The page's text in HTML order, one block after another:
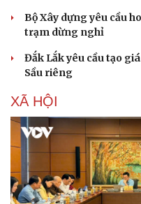
Bộ Xây dựng yêu cầu
trạm dừng nghỉ
Đắk Lắk yêu cầu tạo
Sầu riêng
XÃ HỘI